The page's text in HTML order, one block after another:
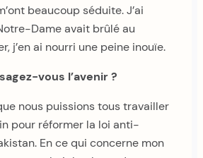
beaucoup séduite. J’ai
Dame avait brûlé au
j’en ai nourri une peine inouïe.
vous l’avenir ?
nous puissions tous travailler
pour réformer la loi anti-
En ce qui concerne mon